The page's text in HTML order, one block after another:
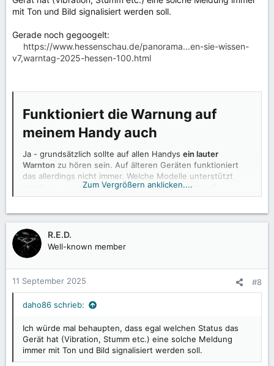
mit Ton und Bild signalisiert werden soll.
Gerade noch gegoogelt:
https://www.hessenschau.de/panorama...en-sie-wissen-
v7,warntag-2025-hessen-100.html
Funktioniert die Warnung auf
meinem Handy auch​
Ja - grundsätzlich sollte auf allen Handys ein lauter
Warnton zu hören sein. Auf älteren Geräten funktioniert
das allerdings nicht immer. Welche Modelle unterstützt
zeigt diese Liste(keinen Anspruch auf
Vollständigkeit).
automatisch eine Nachricht an alle eingeschalteten Geräte
mit Empfang verschickt.
• Eine aktuelles Betriebssystem ist installiert - Android ab
• Die Funktion "Notfallwarnungen" ist in den Einstellungen
So aktivieren Sie Notfallwarnungen:
Zum Vergrößern anklicken....
R.E.D.
Well-known member
11 September 2025 #8
daho86 schrieb:
Ich würde mal behaupten, dass egal welchen Status das
Gerät hat (Vibration, Stumm etc.) eine solche Meldung
immer mit Ton und Bild signalisiert werden soll.